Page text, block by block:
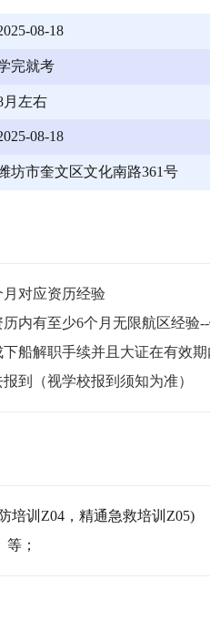
08-18
完就考
月左右
08-18
坊市奎文区文化南路361号
月对应资历经验
历内有至少6个月无限航区经验
下船解职手续并且大证在有效
到（视学校报到须知为准）
培训Z04，精通急救培训Z05)
；